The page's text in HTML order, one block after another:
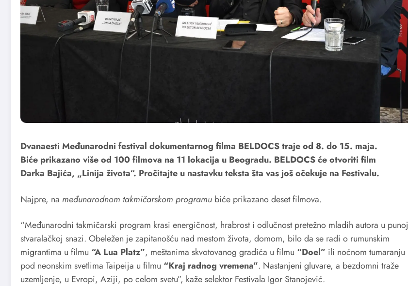
Dvanaesti Međunarodni festival dokumentarnog filma BELDOCS traje od 8. do 15. maja.
Biće prikazano više od 100 filmova na 11 lokacija u Beogradu. BELDOCS će otvoriti film
Darka Bajića, „Linija života“. Pročitajte u nastavku teksta šta vas još očekuje na Festivalu.
Najpre, na međunarodnom takmičarskom programu biće prikazano deset filmova.
“Međunarodni takmičarski program krasi energičnost, hrabrost i odlučnost pretežno mladih autora u punoj
stvaralačkoj snazi. Obeležen je zapitanošću nad mestom života, domom, bilo da se radi o rumunskim
migrantima u filmu “A Lua Platz”, meštanima skvotovanog gradića u filmu “Doel” ili noćnom tumaranju
pod neonskim svetlima Taipeija u filmu “Kraj radnog vremena”. Nastanjeni gluvare, a bezdomni traže
uzemljenje, u Evropi, Aziji, po celom svetu”, kaže selektor Festivala Igor Stanojević.